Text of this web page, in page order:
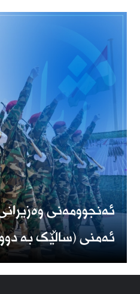
ئەنجوومەنی
ئەمنی (ساڵێک بە